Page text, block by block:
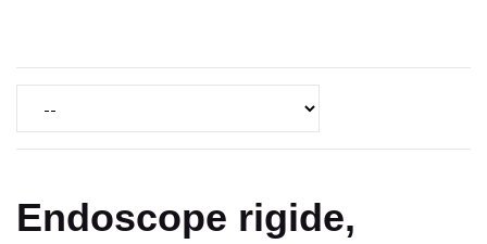
Endoscope rigide,